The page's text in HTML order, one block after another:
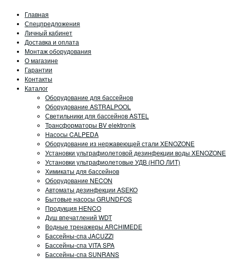
Главная
Спецпредложения
Личный кабинет
Доставка и оплата
Монтаж оборудования
О магазине
Гарантии
Контакты
Каталог
Оборудование для бассейнов
Оборудование ASTRALPOOL
Светильники для бассейнов ASTEL
Трансформаторы BV elektronik
Насосы CALPEDA
Оборудование из нержавеющей стали XENOZONE
Установки ультрафиолетовой дезинфекции воды XENOZONE
Установки ультрафиолетовые УДВ (НПО ЛИТ)
Химикаты для бассейнов
Оборудование NECON
Автоматы дезинфекции ASEKO
Бытовые насосы GRUNDFOS
Продукция HENCO
Душ впечатлений WDT
Водные тренажеры ARCHIMEDE
Бассейны-спа JACUZZI
Бассейны-спа VITA SPA
Бассейны-спа SUNRANS